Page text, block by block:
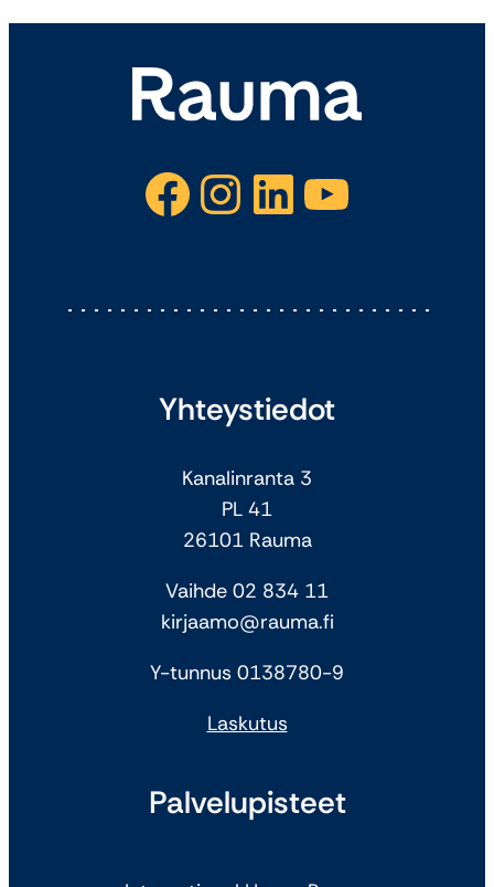
Facebook Instagram LinkedIn YouTube
Yhteystiedot
Kanalinranta 3
PL 41
26101 Rauma
Vaihde 02 834 11
kirjaamo@rauma.fi
Y-tunnus 0138780-9
Laskutus
Palvelupisteet